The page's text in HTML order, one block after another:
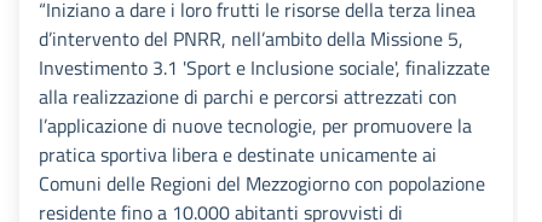
“Iniziano a dare i loro frutti le risorse della terza linea
d’intervento del PNRR, nell’ambito della Missione 5,
Investimento 3.1 'Sport e Inclusione sociale', finalizzate
alla realizzazione di parchi e percorsi attrezzati con
l’applicazione di nuove tecnologie, per promuovere la
pratica sportiva libera e destinate unicamente ai
Comuni delle Regioni del Mezzogiorno con popolazione
residente fino a 10.000 abitanti sprovvisti di